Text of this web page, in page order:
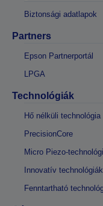
Biztonsági adatlapok
Partners
Epson Partnerportál
LPGA
Technológiák
Hő nélküli technológia
PrecisionCore
Micro Piezo-
Innovatív technológiák
Fenntartható